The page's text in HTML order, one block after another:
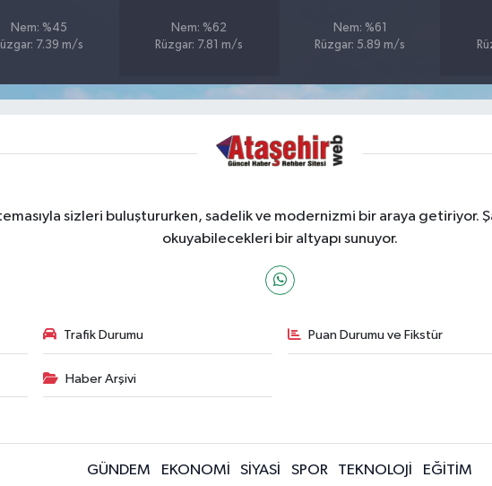
Nem: %45
7.39 m/s
Nem: %62
Rüzgar: 7.81 m/s
Nem: %61
Rüzgar: 5.89 m/s
sizleri buluştururken, sadelik ve modernizmi bir araya getiriyor.
okuyabilecekleri bir altyapı sunuyor.
Trafik Durumu Puan Durumu ve Fikstür
Haber Arşivi
GÜNDEM EKONOMİ SİYASİ SPOR TEKNOLOJİ EĞİTİM